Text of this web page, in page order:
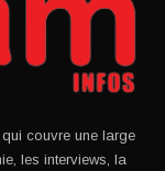
couvre une large
les interviews, la